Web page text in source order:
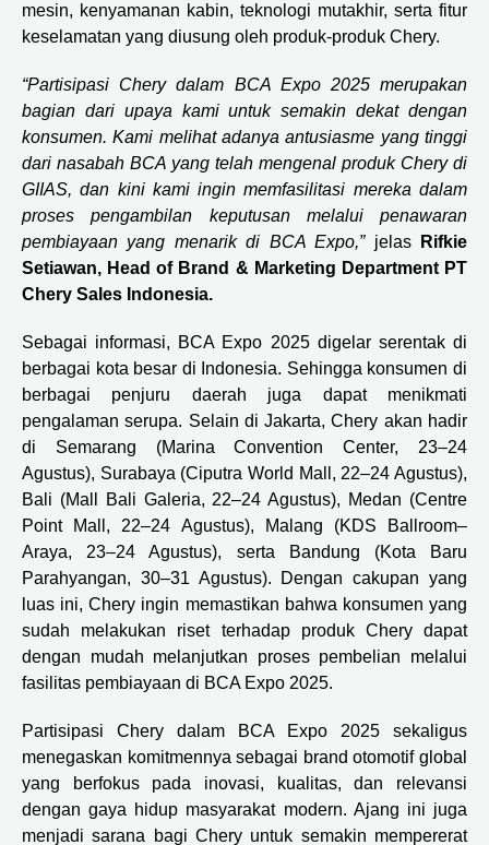
mesin, kenyamanan kabin, teknologi mutakhir, serta fitur
keselamatan yang diusung oleh produk-produk Chery.
“Partisipasi Chery dalam BCA Expo 2025 merupakan
bagian dari upaya kami untuk semakin dekat dengan
konsumen. Kami melihat adanya antusiasme yang tinggi
dari nasabah BCA yang telah mengenal produk Chery di
GIIAS, dan kini kami ingin memfasilitasi mereka dalam
proses pengambilan keputusan melalui penawaran
pembiayaan yang menarik di BCA Expo,” jelas
Rifkie
Setiawan, Head of Brand & Marketing Department PT
Chery Sales Indonesia.
Sebagai informasi, BCA Expo 2025 digelar serentak di
berbagai kota besar di Indonesia. Sehingga konsumen di
berbagai penjuru daerah juga dapat menikmati
pengalaman serupa. Selain di Jakarta, Chery akan hadir
di Semarang (Marina Convention Center, 23–24
Agustus), Surabaya (Ciputra World Mall, 22–24 Agustus),
Bali (Mall Bali Galeria, 22–24 Agustus), Medan (Centre
Point Mall, 22–24 Agustus), Malang (KDS Ballroom–
Araya, 23–24 Agustus), serta Bandung (Kota Baru
Parahyangan, 30–31 Agustus). Dengan cakupan yang
luas ini, Chery ingin memastikan bahwa konsumen yang
sudah melakukan riset terhadap produk Chery dapat
dengan mudah melanjutkan proses pembelian melalui
fasilitas pembiayaan di BCA Expo 2025.
Partisipasi Chery dalam BCA Expo 2025 sekaligus
menegaskan komitmennya sebagai brand otomotif global
yang berfokus pada inovasi, kualitas, dan relevansi
dengan gaya hidup masyarakat modern. Ajang ini juga
menjadi sarana bagi Chery untuk semakin mempererat